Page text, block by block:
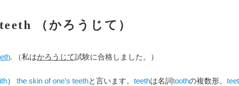
（かろうじて）
. （私はかろうじて試験に合格しました。）
） the skin of one’s teethと言います。 teethは名詞toothの複数形。